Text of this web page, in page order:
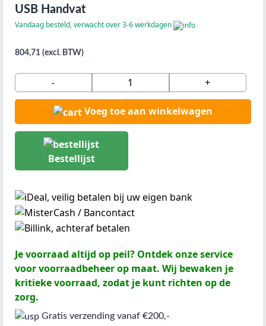
USB Handvat
Vandaag besteld, verwacht over 3-6 werkdagen
804,71 (excl. BTW)
- +
Voeg toe aan winkelwagen
Bestellijst
Je voorraad altijd op peil? Ontdek onze service
voor voorraadbeheer op maat. Wij bewaken je
kritieke voorraad, zodat je kunt richten op de
zorg.
Gratis verzending vanaf €200,-